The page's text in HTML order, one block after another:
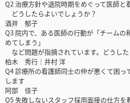
Q2 治療方針や退院時期をめぐって医師と
どうしたらよいでしょうか？
酒井 郁子
Q3 院内で、ある医師の行動が「チーム
めてしまう」
など問題が指摘されています。どうし
柏木 秀行｜井村 洋
Q4 診療所の看護師同士の仲が悪くて困っ
します
阿部 佳子
Q5 失敗しないスタッフ採用面接の仕方を